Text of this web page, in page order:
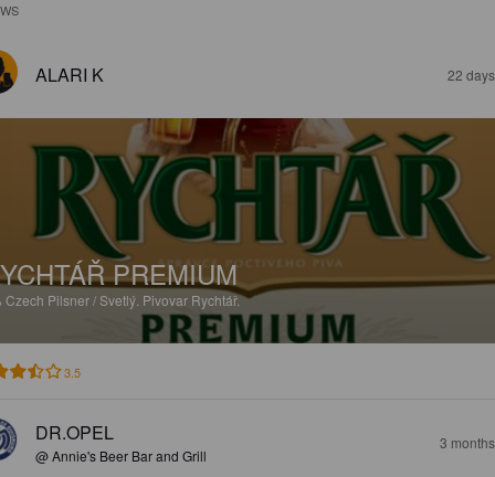
ALARI K 22
PREMIUM
Czech Pilsner / Svetlý. Pivovar Rychtář.
3.5
DR.OPEL
@ Annie's Beer Bar and Grill
3